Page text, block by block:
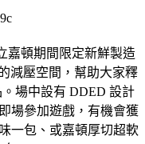
嘉頓期間限定新鮮製造
減壓空間，幫助大家釋
場中設有 DDED 設計
場參加遊戲，有機會獲
一包、或嘉頓厚切超軟